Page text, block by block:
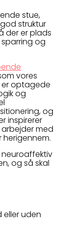
stue,
struktur
der er plads
og
vores
optagede
og
og
inspirerer
med
neuroaffektiv
og så skal
uden